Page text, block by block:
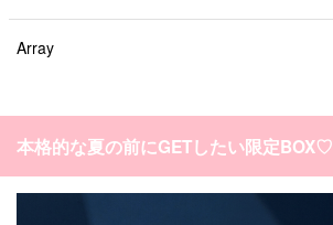
すべての記事
Array
本格的な夏の前にGETしたい限定BOX♡